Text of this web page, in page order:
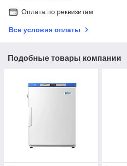
Оплата по реквизитам
Все условия оплаты
Подобные товары компании